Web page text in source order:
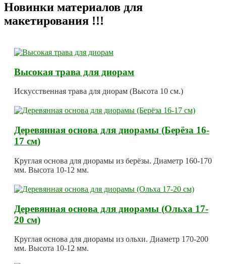
Новинки материалов для
макетирования !!!
Высокая трава для диорам
Искусственная трава для диорам (Высота 10 см.)
Деревянная основа для диорамы (Берёза 16-
17 см)
Круглая основа для диорамы из берёзы. Диаметр 160-170
мм. Высота 10-12 мм.
Деревянная основа для диорамы (Ольха 17-
20 см)
Круглая основа для диорамы из ольхи. Диаметр 170-200
мм. Высота 10-12 мм.